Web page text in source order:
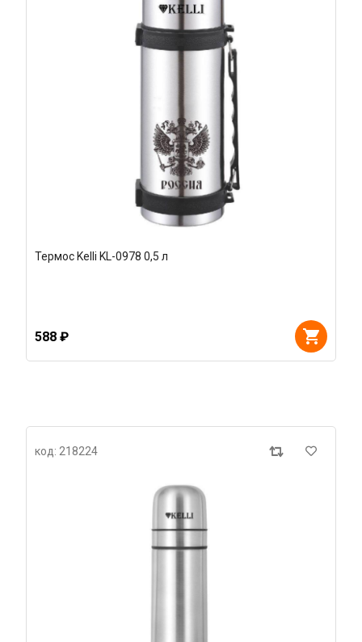
Термос Kelli KL-0978 0,5 л
588 ₽
код: 218224